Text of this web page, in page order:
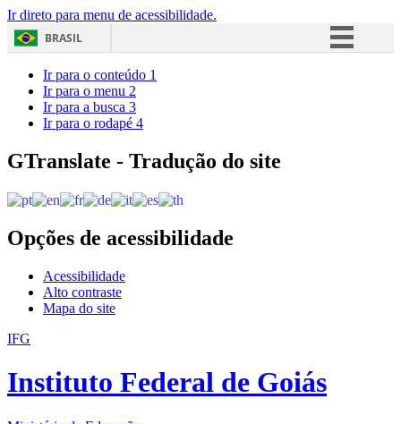
Ir direto para menu de acessibilidade.
BRASIL
Acesso à informação
Ir para o conteúdo 1
Ir para o menu 2
Ir para a busca 3
Ir para o rodapé 4
GTranslate - Tradução do site
Opções de acessibilidade
Acessibilidade
Alto contraste
Mapa do site
IFG
Instituto Federal de Goiás